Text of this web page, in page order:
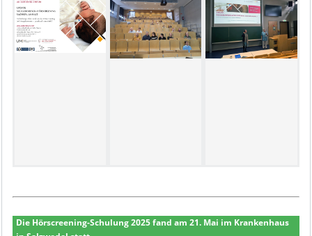
Die Hörscreening-Schulung 2025 fand am 21. Mai im Krankenhaus